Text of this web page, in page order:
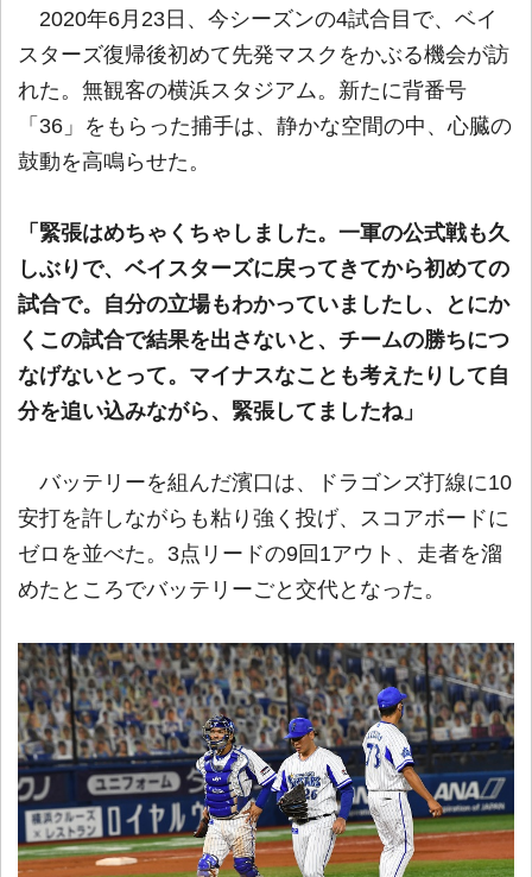
2020年6月23日、今シーズンの4試合目で、ベイ
スターズ復帰後初めて先発マスクをかぶる機会が訪
れた。無観客の横浜スタジアム。新たに背番号
「36」をもらった捕手は、静かな空間の中、心臓の
鼓動を高鳴らせた。
「緊張はめちゃくちゃしました。一軍の公式戦も久
しぶりで、ベイスターズに戻ってきてから初めての
試合で。自分の立場もわかっていましたし、とにか
くこの試合で結果を出さないと、チームの勝ちにつ
なげないとって。マイナスなことも考えたりして自
分を追い込みながら、緊張してましたね」
バッテリーを組んだ濱口は、ドラゴンズ打線に10
安打を許しながらも粘り強く投げ、スコアボードに
ゼロを並べた。3点リードの9回1アウト、走者を溜
めたところでバッテリーごと交代となった。